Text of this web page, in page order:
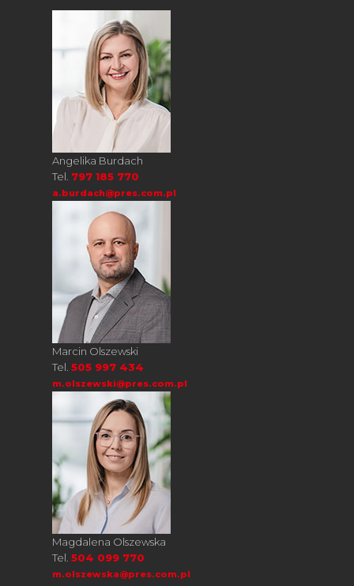
Angelika Burdach
Tel. 797 185 770
a.burdach@pres.com.pl
Marcin Olszewski
Tel. 505 997 434
m.olszewski@pres.com.pl
Magdalena Olszewska
Tel. 504 099 770
m.olszewska@pres.com.pl